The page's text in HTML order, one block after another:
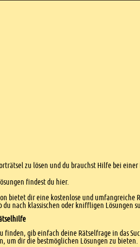
zu lösen und du brauchst Hilfe bei
findest du hier.
bietet dir eine kostenlose und
du nach klassischen oder kniffligen
finden, gib einfach deine Rätselfrage in das
um dir die bestmöglichen Lösungen zu bieten.